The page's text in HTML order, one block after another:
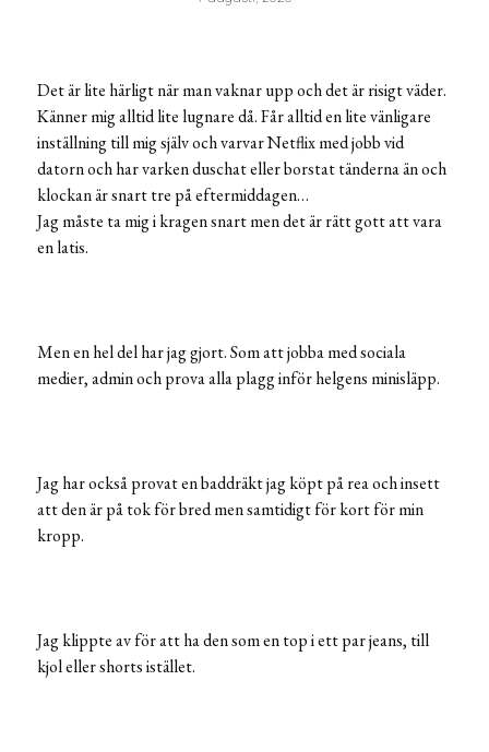
Det är lite härligt när man vaknar upp och det är risigt väder.
Känner mig alltid lite lugnare då. Får alltid en lite vänligare
inställning till mig själv och varvar Netflix med jobb vid
datorn och har varken duschat eller borstat tänderna än och
klockan är snart tre på eftermiddagen…
Jag måste ta mig i kragen snart men det är rätt gott att vara
en latis.
Men en hel del har jag gjort. Som att jobba med sociala
medier, admin och prova alla plagg inför helgens minisläpp.
Jag har också provat en baddräkt jag köpt på rea och insett
att den är på tok för bred men samtidigt för kort för min
kropp.
Jag klippte av för att ha den som en top i ett par jeans, till
kjol eller shorts istället.